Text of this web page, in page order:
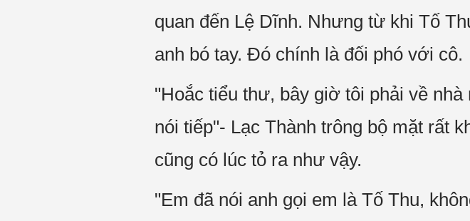
quan đến Lệ Dĩnh. Nhưng từ khi Tố
anh bó tay. Đó chính là đối phó với cô.
"Hoắc tiểu thư, bây giờ tôi phải về
nói tiếp"- Lạc Thành trông bộ mặt rất
cũng có lúc tỏ ra như vậy.
"Em đã nói anh gọi em là Tố Thu,